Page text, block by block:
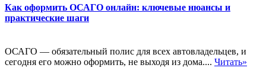
Как оформить ОСАГО онлайн: ключевые нюансы и
практические шаги
ОСАГО — обязательный полис для всех автовладельцев, и
сегодня его можно оформить, не выходя из дома.... Читать»